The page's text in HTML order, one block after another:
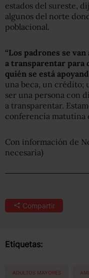
estados del sureste,
algunos del norte
poblacional.
“Los padrones se
a transparentar para
quién se está
una beca, un crédito;
ser una persona con
a transparentar.
conferencia matutina
Con información de
necesaria)
Compartir
Etiquetas:
ADULTOS MAYORES